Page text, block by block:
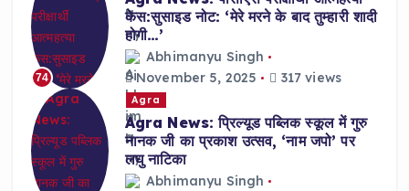
74
केस:सुसाइड नोट: ‘मेरे मरने के बाद तुम्हारी शादी
होगी…’
Abhimanyu Singh
November 5, 2025
317 views
Agra
Agra News: प्रिल्यूड पब्लिक स्कूल में गुरु
नानक जी का प्रकाश उत्सव, ‘नाम जपो’ पर
लघु नाटिका
Abhimanyu Singh